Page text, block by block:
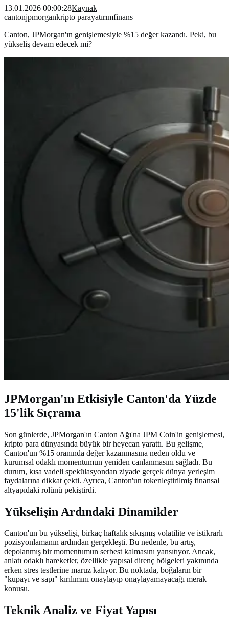
13.01.2026 00:00:28Kaynak
cantonjpmorgankripto parayatırımfinans
Canton, JPMorgan'ın genişlemesiyle %15 değer kazandı. Peki, bu
yükseliş devam edecek mi?
JPMorgan'ın Etkisiyle Canton'da Yüzde
15'lik Sıçrama
Son günlerde, JPMorgan'ın Canton Ağı'na JPM Coin'in genişlemesi,
kripto para dünyasında büyük bir heyecan yarattı. Bu gelişme,
Canton'un %15 oranında değer kazanmasına neden oldu ve
kurumsal odaklı momentumun yeniden canlanmasını sağladı. Bu
durum, kısa vadeli spekülasyondan ziyade gerçek dünya yerleşim
faydalarına dikkat çekti. Ayrıca, Canton'un tokenleştirilmiş finansal
altyapıdaki rolünü pekiştirdi.
Yükselişin Ardındaki Dinamikler
Canton'un bu yükselişi, birkaç haftalık sıkışmış volatilite ve istikrarlı
pozisyonlamanın ardından gerçekleşti. Bu nedenle, bu artış,
depolanmış bir momentumun serbest kalmasını yansıtıyor. Ancak,
anlatı odaklı hareketler, özellikle yapısal direnç bölgeleri yakınında
erken stres testlerine maruz kalıyor. Bu noktada, boğaların bir
"kupayı ve sapı" kırılımını onaylayıp onaylayamayacağı merak
konusu.
Teknik Analiz ve Fiyat Yapısı